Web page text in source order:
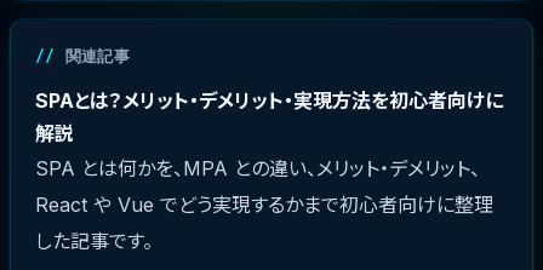
関連記事
SPAとは？メリット・デメリット・実現方法を初心者向けに
解説
SPA とは何かを、MPA との違い、メリット・デメリット、
React や Vue でどう実現するかまで初心者向けに整理
した記事です。